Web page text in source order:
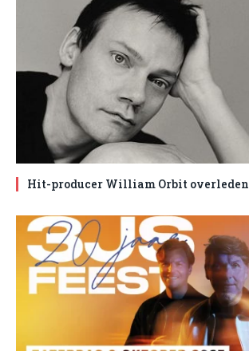
Hit-producer William Orbit overleden